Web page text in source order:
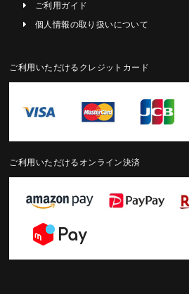
ご利用ガイド
個人情報の取り扱いについて
ご利用いただけるクレジットカード
ご利用いただけるオンライン決済